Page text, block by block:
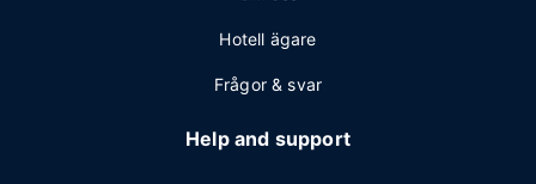
Hotell ägare
Frågor & svar
Help and support